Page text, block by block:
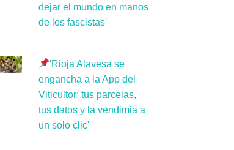
dejar el mundo en manos
de los fascistas'
'Rioja Alavesa se
engancha a la App del
Viticultor: tus parcelas,
tus datos y la vendimia a
un solo clic'